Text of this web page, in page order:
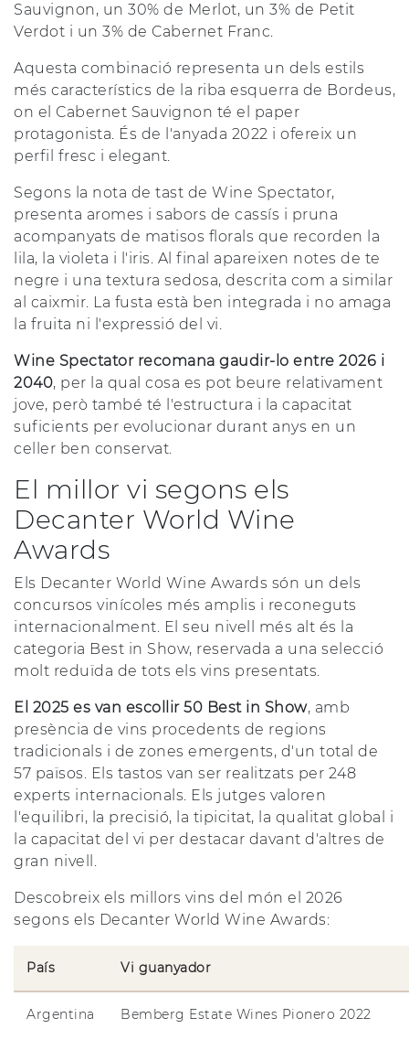
Sauvignon, un 30% de Merlot, un 3% de Petit
Verdot i un 3% de Cabernet Franc.
Aquesta combinació representa un dels estils
més característics de la riba esquerra de Bordeus,
on el Cabernet Sauvignon té el paper
protagonista. És de l'anyada 2022 i ofereix un
perfil fresc i elegant.
Segons la nota de tast de Wine Spectator,
presenta aromes i sabors de cassís i pruna
acompanyats de matisos florals que recorden la
lila, la violeta i l'iris. Al final apareixen notes de te
negre i una textura sedosa, descrita com a similar
al caixmir. La fusta està ben integrada i no amaga
la fruita ni l'expressió del vi.
Wine Spectator recomana gaudir-lo entre 2026 i
2040, per la qual cosa es pot beure relativament
jove, però també té l'estructura i la capacitat
suficients per evolucionar durant anys en un
celler ben conservat.
El millor vi segons els
Decanter World Wine
Awards
Els Decanter World Wine Awards són un dels
concursos vinícoles més amplis i reconeguts
internacionalment. El seu nivell més alt és la
categoria Best in Show, reservada a una selecció
molt reduïda de tots els vins presentats.
El 2025 es van escollir 50 Best in Show, amb
presència de vins procedents de regions
tradicionals i de zones emergents, d'un total de
57 països. Els tastos van ser realitzats per 248
experts internacionals. Els jutges valoren
l'equilibri, la precisió, la tipicitat, la qualitat global i
la capacitat del vi per destacar davant d'altres de
gran nivell.
Descobreix els millors vins del món el 2026
segons els Decanter World Wine Awards:
País Vi guanyador
Argentina Bemberg Estate Wines Pionero 2022